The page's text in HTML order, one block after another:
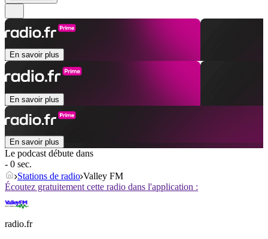
En savoir plus
En savoir plus
En savoir plus
Le podcast débute dans
- 0 sec.
Stations de radio Valley FM
Écoutez gratuitement cette radio dans l'application :
radio.fr